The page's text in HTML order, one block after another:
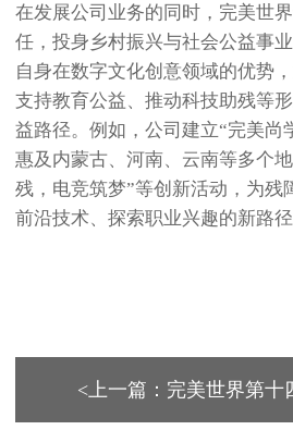
在发展公司业务的同时，完美世
任，投身乡村振兴与社会公益事
自身在数字文化创意领域的优势
支持教育公益、推动科技助残等
益路径。例如，公司建立“完美尚
惠及内蒙古、河南、云南等多个
残，电竞筑梦”等创新活动，为残
前沿技术、探索职业兴趣的新路径
<上一篇：完美世界第十